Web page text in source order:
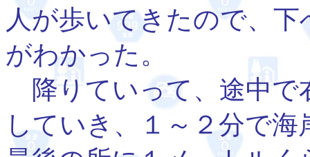
人が歩いてきたので、
がわかった。
降りていって、途中で
していき、１～２分で海